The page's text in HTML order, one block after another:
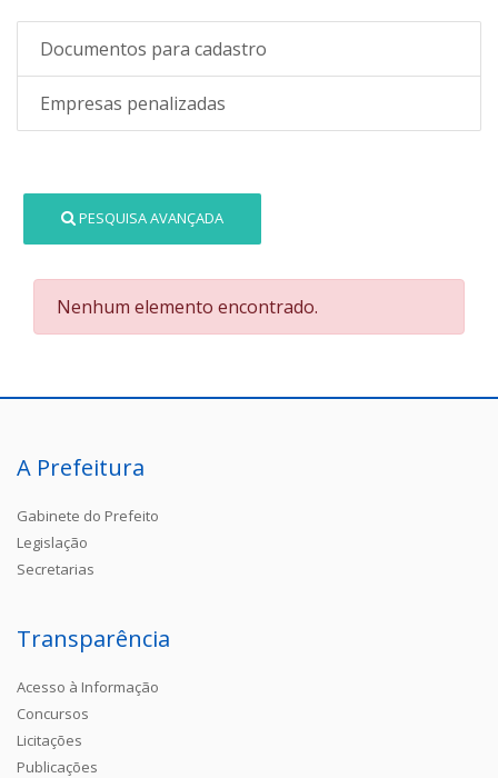
Documentos para cadastro
Empresas penalizadas
PESQUISA AVANÇADA
Nenhum elemento encontrado.
A Prefeitura
Gabinete do Prefeito
Legislação
Secretarias
Transparência
Acesso à Informação
Concursos
Licitações
Publicações